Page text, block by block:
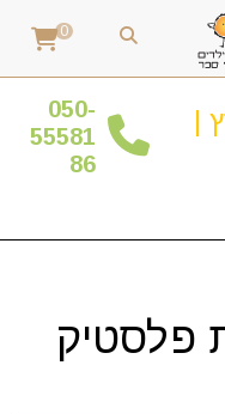
0
|
050-
55581
86
פלסטיק